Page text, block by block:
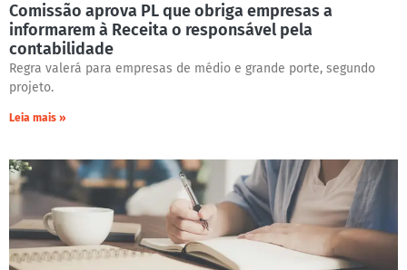
Comissão aprova PL que obriga empresas a
informarem à Receita o responsável pela
contabilidade
Regra valerá para empresas de médio e grande porte, segundo
projeto.
Leia mais »